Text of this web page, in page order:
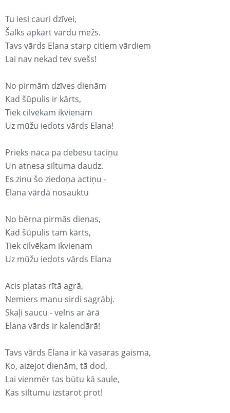
Tu iesi cauri dzīvei,
Šalks apkārt vārdu mežs.
Tavs vārds Elana starp citiem vārdiem
Lai nav nekad tev svešs!
No pirmām dzīves dienām
Kad šūpulis ir kārts,
Tiek cilvēkam ikvienam
Uz mūžu iedots vārds Elana!
Prieks nāca pa debesu taciņu
Un atnesa siltuma daudz.
Es zinu šo ziedoņa actiņu -
Elana vārdā nosauktu
No bērna pirmās dienas,
Kad šūpulis tam kārts,
Tiek cilvēkam ikvienam
Uz mūžu iedots vārds Elana
Acis platas rītā agrā,
Nemiers manu sirdi sagrābj.
Skaļi saucu - velns ar ārā
Elana vārds ir kalendārā!
Tavs vārds Elana ir kā vasaras gaisma,
Ko, aizejot dienām, tā dod,
Lai vienmēr tas būtu kā saule,
Kas siltumu izstarot prot!